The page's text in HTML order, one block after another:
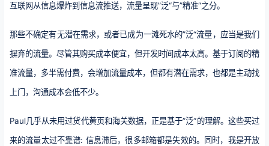
互联网从信息爆炸到信息流推送，流量呈现”泛“与”精准“之分。
那些不确定有无潜在需求，或者已成为一滩死水的”泛“流量，应当是我们
摒弃的流量。尽管其购买成本便宜，但开发时间成本太高。基于订阅的精
准流量，多半需付费，会增加流量成本，但都有潜在需求，也都是主动找
上门，沟通成本会低不少。
Paul几乎从未用过货代黄页和海关数据，正是基于”泛“的理解。这些买过
来的流量太过不靠谱: 信息滞后，很多邮箱都是失效的。同时，我是开放